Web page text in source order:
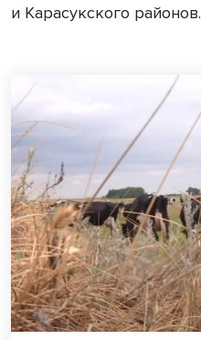
и Карасукского районов.